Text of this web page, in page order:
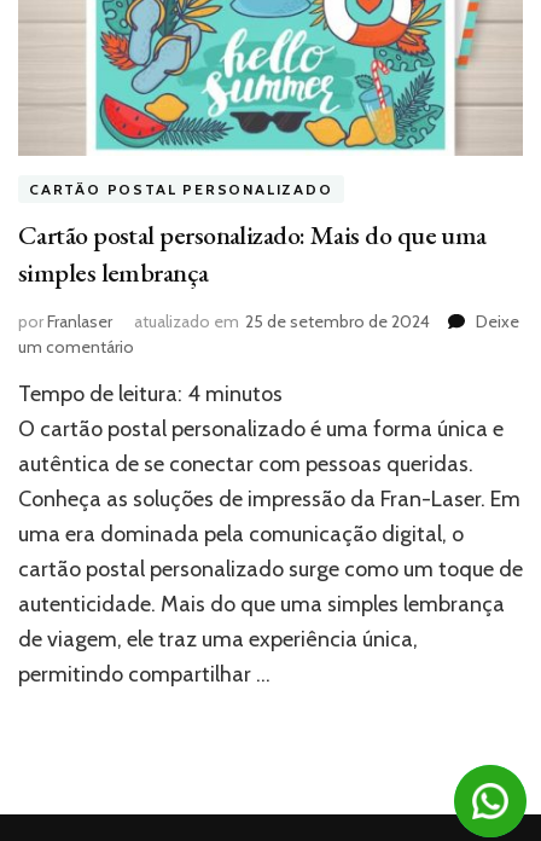
CARTÃO POSTAL PERSONALIZADO
Cartão postal personalizado: Mais do que uma
simples lembrança
porFranlaser atualizado em 25 de setembro de 2024
Deixe
um comentário
postal
personalizado:
do
que
uma
simples
lembrança
Tempo de leitura: 4 minutos
O cartão postal personalizado é uma forma única e
autêntica de se conectar com pessoas queridas.
Conheça as soluções de impressão da Fran-Laser. Em
uma era dominada pela comunicação digital, o
cartão postal personalizado surge como um toque de
autenticidade. Mais do que uma simples lembrança
de viagem, ele traz uma experiência única,
permitindo compartilhar …